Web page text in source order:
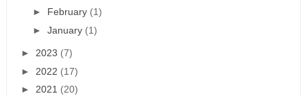
► February (1)
► January (1)
► 2023 (7)
► 2022 (17)
► 2021 (20)